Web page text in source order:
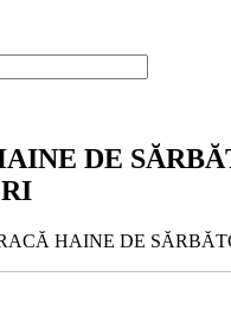
DE
HAINE DE